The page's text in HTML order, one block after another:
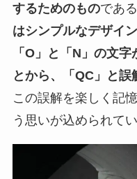
するためのものであ
はシンプルなデザイ
「O」と「N」の文
とから、「QC」と
この誤解を楽しく記
う思いが込められてい